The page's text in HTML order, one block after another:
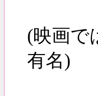
(映画で
有名)